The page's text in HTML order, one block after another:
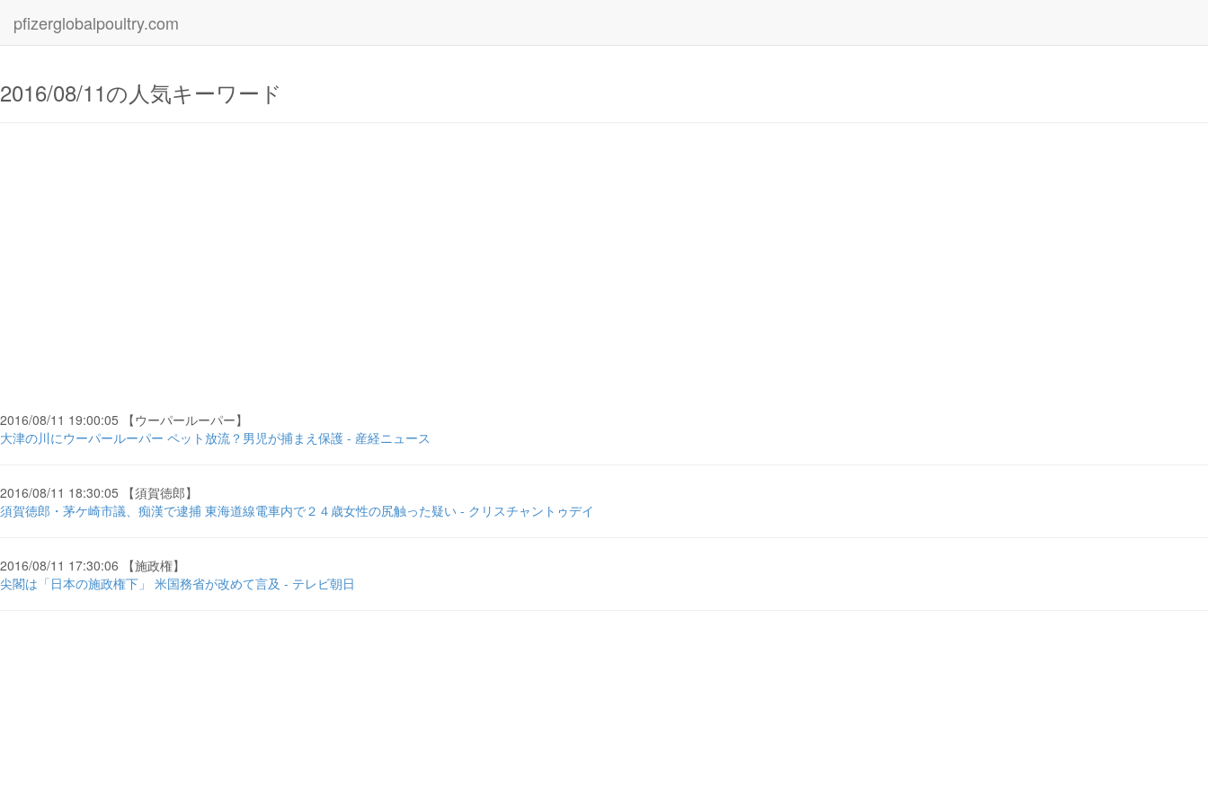
pfizerglobalpoultry.com
2016/08/11の人気キーワード
2016/08/11 19:00:05 【ウーパールーパー】
大津の川にウーパールーパー ペット放流？男児が捕まえ保護 - 産経ニュース
2016/08/11 18:30:05 【須賀徳郎】
須賀徳郎・茅ケ崎市議、痴漢で逮捕 東海道線電車内で２４歳女性の尻触った疑い - クリスチャントゥデイ
2016/08/11 17:30:06 【施政権】
尖閣は「日本の施政権下」 米国務省が改めて言及 - テレビ朝日